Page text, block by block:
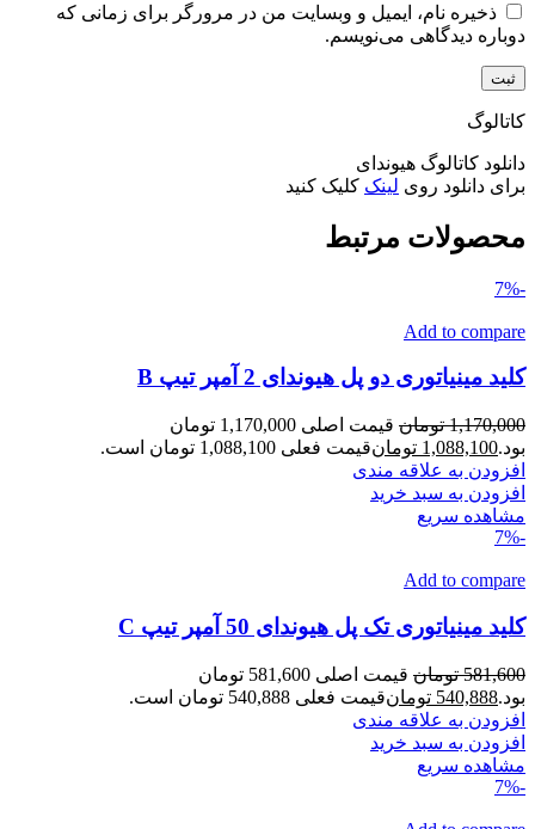
ذخیره نام، ایمیل و وبسایت من در مرورگر برای زمانی که
دوباره دیدگاهی می‌نویسم.
کاتالوگ
دانلود کاتالوگ هیوندای
برای دانلود روی لینک کلیک کنید
محصولات مرتبط
-7%
Add to compare
کلید مینیاتوری دو پل هیوندای 2 آمپر تیپ B
1,170,000 تومان
قیمت اصلی 1,170,000 تومان
بود.1,088,100 تومانقیمت فعلی 1,088,100 تومان است.
افزودن به علاقه مندی
افزودن به سبد خرید
مشاهده سریع
-7%
Add to compare
کلید مینیاتوری تک پل هیوندای 50 آمپر تیپ C
581,600 تومان
قیمت اصلی 581,600 تومان
بود.540,888 تومانقیمت فعلی 540,888 تومان است.
افزودن به علاقه مندی
افزودن به سبد خرید
مشاهده سریع
-7%